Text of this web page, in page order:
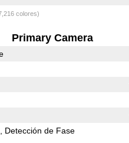
colores)
Primary Camera
Detección de Fase